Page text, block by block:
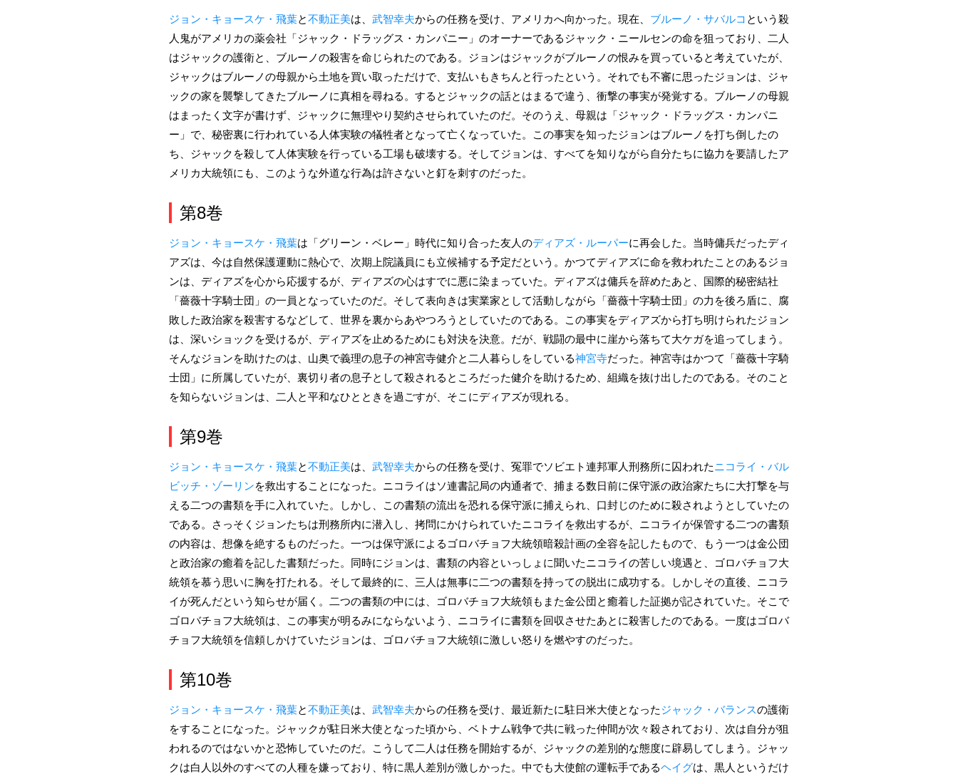
ジョン・キョースケ・飛葉と不動正美は、 武智幸夫からの任務を受け、アメリカへ向かった。現在、 ブルーノ・サバルコ という殺
人鬼がアメリカの薬会社「ジャック・ドラッグス・カンパニー」のオーナーであるジャック・ニールセンの命を狙っており、二人
はジャックの護衛と、ブルーノの殺害を命じられたのである。ジョンはジャックがブルーノの恨みを買っていると考えていたが、
ジャックはブルーノの母親から土地を買い取っただけで、支払いもきちんと行ったという。それでも不審に思ったジョンは、ジャ
ックの家を襲撃してきたブルーノに真相を尋ねる。するとジャックの話とはまるで違う、衝撃の事実が発覚する。ブルーノの母親
はまったく文字が書けず、ジャックに無理やり契約させられていたのだ。そのうえ、母親は「ジャック・ドラッグス・カンパニ
ー」で、秘密裏に行われている人体実験の犠牲者となって亡くなっていた。この事実を知ったジョンはブルーノを打ち倒したの
ち、ジャックを殺して人体実験を行っている工場も破壊する。そしてジョンは、すべてを知りながら自分たちに協力を要請したア
メリカ大統領にも、このような外道な行為は許さないと釘を刺すのだった。
第8巻
ジョン・キョースケ・飛葉は「グリーン・ベレー」時代に知り合った友人のディアズ・ルーパーに再会した。当時傭兵だったディ
アズは、今は自然保護運動に熱心で、次期上院議員にも立候補する予定だという。かつてディアズに命を救われたことのあるジョ
ンは、ディアズを心から応援するが、ディアズの心はすでに悪に染まっていた。ディアズは傭兵を辞めたあと、国際的秘密結社
「薔薇十字騎士団」の一員となっていたのだ。そして表向きは実業家として活動しながら「薔薇十字騎士団」の力を後ろ盾に、腐
敗した政治家を殺害するなどして、世界を裏からあやつろうとしていたのである。この事実をディアズから打ち明けられたジョン
は、深いショックを受けるが、ディアズを止めるためにも対決を決意。だが、戦闘の最中に崖から落ちて大ケガを追ってしまう。
そんなジョンを助けたのは、山奥で義理の息子の神宮寺健介と二人暮らしをしている神宮寺だった。神宮寺はかつて「薔薇十字騎
士団」に所属していたが、裏切り者の息子として殺されるところだった健介を助けるため、組織を抜け出したのである。そのこと
を知らないジョンは、二人と平和なひとときを過ごすが、そこにディアズが現れる。
第9巻
ジョン・キョースケ・飛葉と不動正美は、 武智幸夫からの任務を受け、冤罪でソビエト連邦軍人刑務所に囚われたニコライ・バル
ビッチ・ゾーリンを救出することになった。ニコライはソ連書記局の内通者で、捕まる数日前に保守派の政治家たちに大打撃を与
える二つの書類を手に入れていた。しかし、この書類の流出を恐れる保守派に捕えられ、口封じのために殺されようとしていたの
である。さっそくジョンたちは刑務所内に潜入し、拷問にかけられていたニコライを救出するが、ニコライが保管する二つの書類
の内容は、想像を絶するものだった。一つは保守派によるゴロバチョフ大統領暗殺計画の全容を記したもので、もう一つは金公団
と政治家の癒着を記した書類だった。同時にジョンは、書類の内容といっしょに聞いたニコライの苦しい境遇と、ゴロバチョフ大
統領を慕う思いに胸を打たれる。そして最終的に、三人は無事に二つの書類を持っての脱出に成功する。しかしその直後、ニコラ
イが死んだという知らせが届く。二つの書類の中には、ゴロバチョフ大統領もまた金公団と癒着した証拠が記されていた。そこで
ゴロバチョフ大統領は、この事実が明るみにならないよう、ニコライに書類を回収させたあとに殺害したのである。一度はゴロバ
チョフ大統領を信頼しかけていたジョンは、ゴロバチョフ大統領に激しい怒りを燃やすのだった。
第10巻
ジョン・キョースケ・飛葉と不動正美は、 武智幸夫からの任務を受け、最近新たに駐日米大使となったジャック・バランスの護衛
をすることになった。ジャックが駐日米大使となった頃から、ベトナム戦争で共に戦った仲間が次々殺されており、次は自分が狙
われるのではないかと恐怖していたのだ。こうして二人は任務を開始するが、ジャックの差別的な態度に辟易してしまう。ジャッ
クは白人以外のすべての人種を嫌っており、特に黒人差別が激しかった。中でも大使館の運転手であるヘイグは、黒人というだけ